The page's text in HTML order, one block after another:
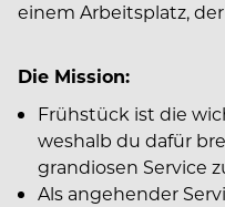
einem Arbeitsplatz,
Die Mission:
Frühstück ist die
weshalb du dafür
grandiosen Service
Als angehender